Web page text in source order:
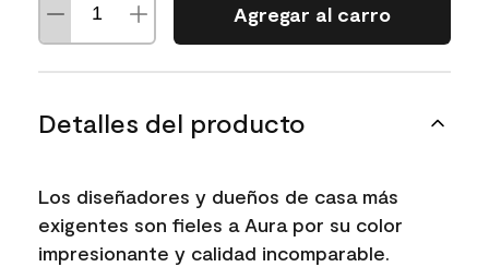
Agregar al carro
Detalles del producto
Los diseñadores y dueños de casa más
exigentes son fieles a Aura por su color
impresionante y calidad incomparable.